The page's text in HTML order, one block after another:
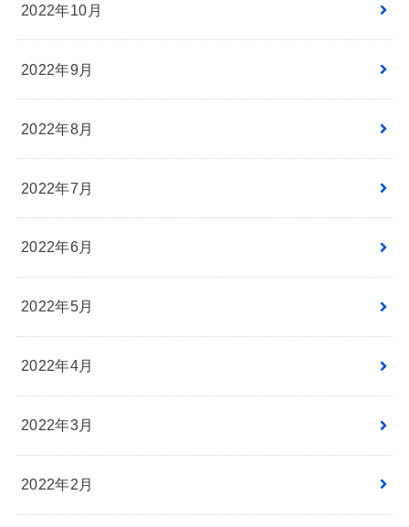
2022年10月
2022年9月
2022年8月
2022年7月
2022年6月
2022年5月
2022年4月
2022年3月
2022年2月